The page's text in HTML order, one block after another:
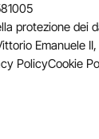
protezione dei
Emanuele
PolicyCookie